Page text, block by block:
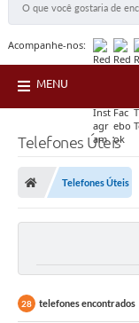
Acompanhe-nos:
MENU
Telefones Úteis
Telefones Úteis
28 telefones encontrados